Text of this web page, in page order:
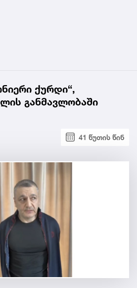
ქურდი“,
განმავლობაში
41 წუთის წინ